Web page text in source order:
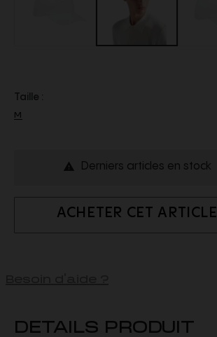
Taille :
M
 Derniers articles en stock
ACHETER CET ARTICLE
DETAILS PRODUIT